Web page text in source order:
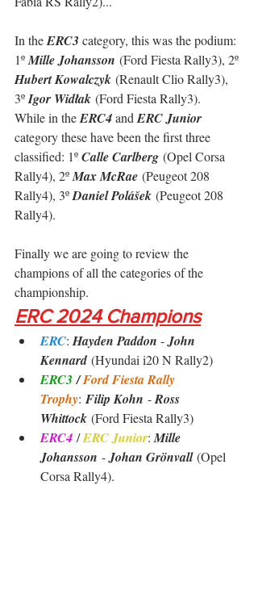
In the ERC3 category, this was the podium:
1º Mille Johansson (Ford Fiesta Rally3), 2º
Hubert Kowalczyk (Renault Clio Rally3),
3º Igor Widłak (Ford Fiesta Rally3).
While in the ERC4 and ERC Junior
category these have been the first three
classified: 1º Calle Carlberg (Opel Corsa
Rally4), 2º Max McRae (Peugeot 208
Rally4), 3º Daniel Polášek (Peugeot 208
Rally4).
Finally we are going to review the
champions of all the categories of the
championship.
ERC 2024 Champions
ERC: Hayden Paddon - John
Kennard (Hyundai i20 N Rally2)
ERC3 / Ford Fiesta Rally
Trophy: Filip Kohn - Ross
Whittock (Ford Fiesta Rally3)
ERC4 / ERC Junior: Mille
Johansson - Johan Grönvall (Opel
Corsa Rally4).